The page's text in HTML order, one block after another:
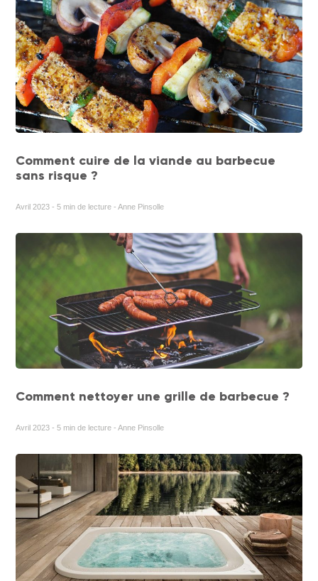
Comment cuire de la viande au barbecue
sans risque ?
Avril 2023 - 5 min de lecture - Anne Pinsolle
Comment nettoyer une grille de barbecue ?
Avril 2023 - 5 min de lecture - Anne Pinsolle